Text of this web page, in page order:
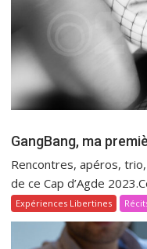
GangBang, ma
Rencontres, apéros,
de ce Cap d’Agde
Expériences Libertines